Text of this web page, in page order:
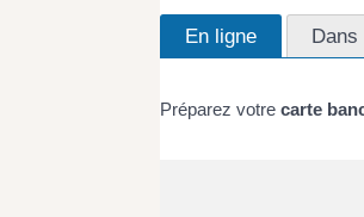
En ligne Dans
Préparez votrecarte